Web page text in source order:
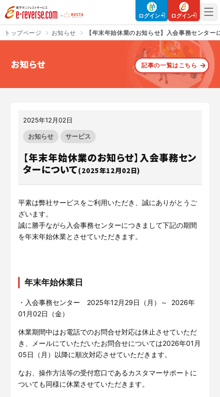
電子マニフェストサービス | e-reverse.com（イーリバースドットコ
ログイン ログイン
さよなら、紙マニフェスト
サービスサイトを見る
建設現場をICTでスマートに
入退場も、調整会議も、もっと
テムを提供するサービスです。
サービスサイトを見る
CO₂排出量を「見える化」して
の算出・可視化が可能な新しい
クラウドサービスです。
サービスサイトを見る
ウ継承を支援するサービスで
す。
サービスサイトを見る
るサービスです。
トップページ お知らせ 【年末年始休業のお知らせ】入会事務センター
お知らせ 記事の一覧はこちら
2025年12月02日
お知らせ サービス
【年末年始休業のお知らせ】入会事務セン
ターについて(2025年12月02日)
平素は弊社サービスをご利用いただき、誠にありがとうご
ざいます。
誠に勝手ながら入会事務センターにつきまして下記の期間
を年末年始休業とさせていただきます。
年末年始休業日
・入会事務センター 2025年12月29日（月）～ 2026年
01月02日（金）
休業期間中はお電話でのお問合せ対応は休止させていただ
き、メールにていただいたお問合せについては2026年01月
05日（月）以降に順次対応させていただきます。
なお、操作方法等の受付窓口であるカスタマーサポートに
ついても同様に休業させていただきます。